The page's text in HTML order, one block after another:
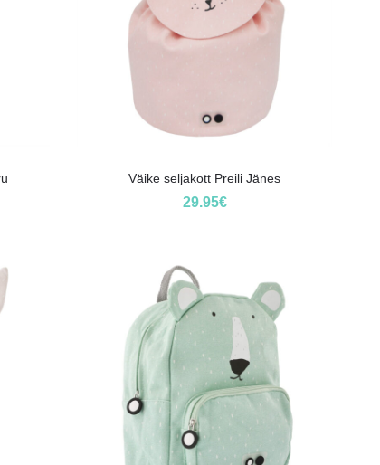
Väike seljakott Preili Jänes
29.95€